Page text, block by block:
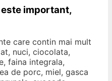
important,
care contin mai mult
nuci, ciocolata,
faina integrala,
de porc, miel, gasca